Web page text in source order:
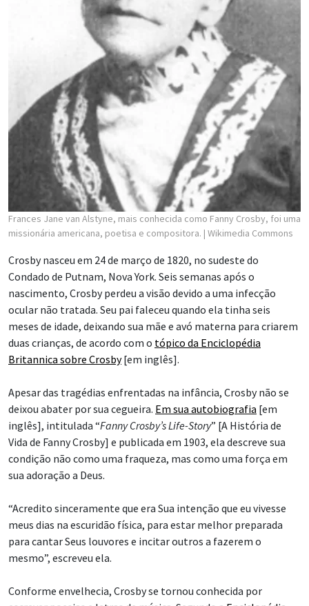
Frances Jane van Alstyne, mais conhecida como Fanny Crosby, foi uma
missionária americana, poetisa e compositora. | Wikimedia Commons
Crosby nasceu em 24 de março de 1820, no sudeste do
Condado de Putnam, Nova York. Seis semanas após o
nascimento, Crosby perdeu a visão devido a uma infecção
ocular não tratada. Seu pai faleceu quando ela tinha seis
meses de idade, deixando sua mãe e avó materna para criarem
duas crianças, de acordo com o tópico da Enciclopédia
Britannica sobre Crosby[em inglês].
Apesar das tragédias enfrentadas na infância, Crosby não se
deixou abater por sua cegueira. Em sua autobiografia [em
inglês], intitulada “Fanny Crosby’s Life-Story” [A História de
Vida de Fanny Crosby] e publicada em 1903, ela descreve sua
condição não como uma fraqueza, mas como uma força em
sua adoração a Deus.
“Acredito sinceramente que era Sua intenção que eu vivesse
meus dias na escuridão física, para estar melhor preparada
para cantar Seus louvores e incitar outros a fazerem o
mesmo”, escreveu ela.
Conforme envelhecia, Crosby se tornou conhecida por